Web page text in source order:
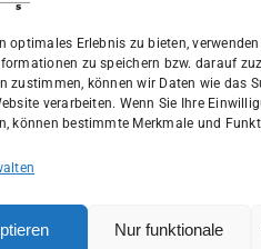
optimales Erlebnis zu bieten,
zu speichern bzw. darauf
zustimmen, können wir Daten wie das
verarbeiten. Wenn Sie Ihre
können bestimmte Merkmale und
Nur funktionale
(AGB)